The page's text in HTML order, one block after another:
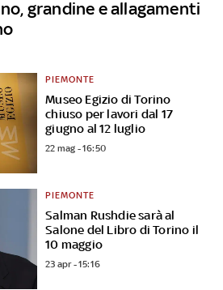
grandine e allagamenti
Museo Egizio di Torino
chiuso per lavori dal 17
giugno al 12 luglio
PIEMONTE
22 mag - 16:50
Salman Rushdie sarà al
Salone del Libro di Torino il
10 maggio
PIEMONTE
23 apr - 15:16